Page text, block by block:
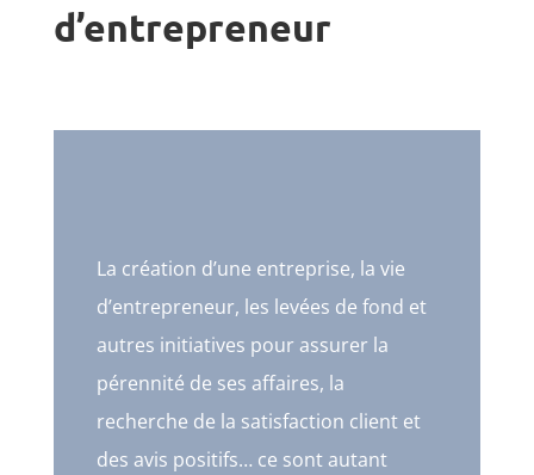
d’entrepreneur
La création d’une entreprise, la vie
d’entrepreneur, les levées de fond et
autres initiatives pour assurer la
pérennité de ses affaires, la
recherche de la satisfaction client et
des avis positifs… ce sont autant